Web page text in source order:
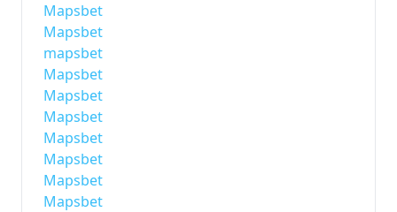
Mapsbet
Mapsbet
mapsbet
Mapsbet
Mapsbet
Mapsbet
Mapsbet
Mapsbet
Mapsbet
Mapsbet